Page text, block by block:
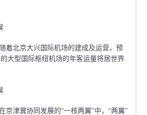
北京大兴国际机场的建成及运营，预
大型国际枢纽机场的年客运量将居世界
津冀协同发展的“一核两翼”中，“两翼”